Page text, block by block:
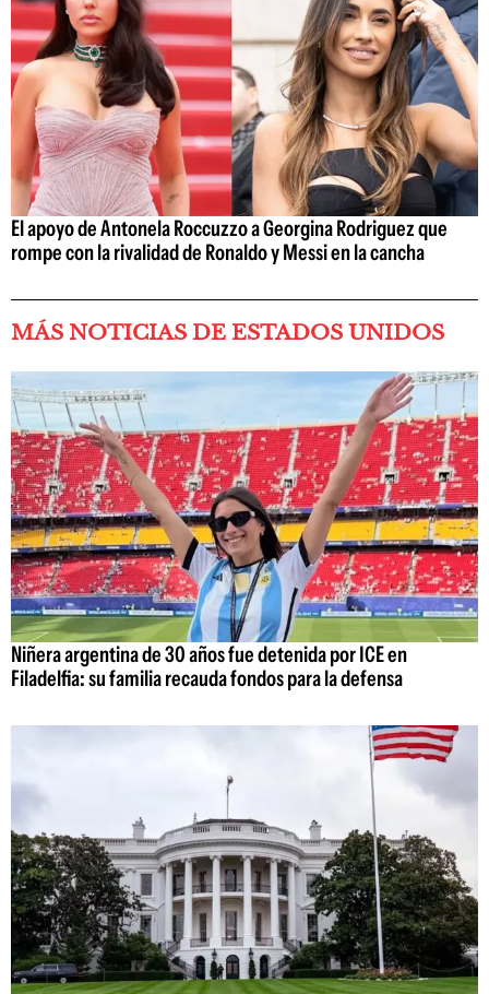
El apoyo de Antonela Roccuzzo a Georgina Rodriguez que
rompe con la rivalidad de Ronaldo y Messi en la cancha
MÁS NOTICIAS DE ESTADOS UNIDOS
Niñera argentina de 30 años fue detenida por ICE en
Filadelfia: su familia recauda fondos para la defensa